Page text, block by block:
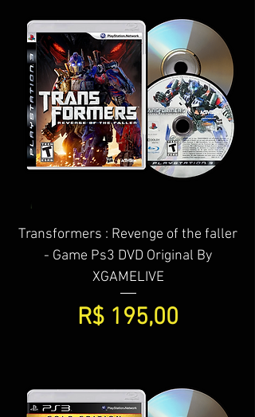
Transformers : Revenge of the faller
- Game Ps3 DVD Original By
XGAMELIVE
Preço
R$ 195,00